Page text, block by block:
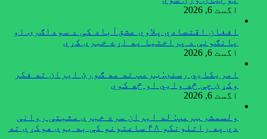
اگست 6, 2026
افغان اقتصادي پلاوي عشق‌آباد کې د سوداګرۍ او
پانګونې د پراختیا په اړه خبرې کړي
اگست 6, 2026
امریکایي رسنۍ: ټرمپ ته مه ګورئ ایران ته فکر
وکړئ چې څه وایي او څه کوي
اگست 6, 2026
ولسمشر ټرمپ: له ایران سره خبرې مثبتې روانې
دي په راتلونکو ۴۸ ساعتونو کې به یوې هوکړې ته